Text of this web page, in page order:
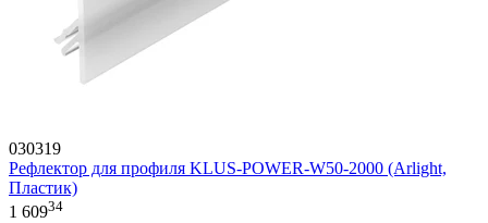
030319
Рефлектор для профиля KLUS-POWER-W50-2000 (Arlight,
Пластик)
1 60934